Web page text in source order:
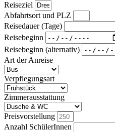
Reiseziel
Abfahrtsort und PLZ
Reisedauer (Tage)
Reisebeginn
Reisebeginn (alternativ)
Art der Anreise
Verpflegungsart
Zimmerausstattung
Preisvorstellung
Anzahl SchülerInnen